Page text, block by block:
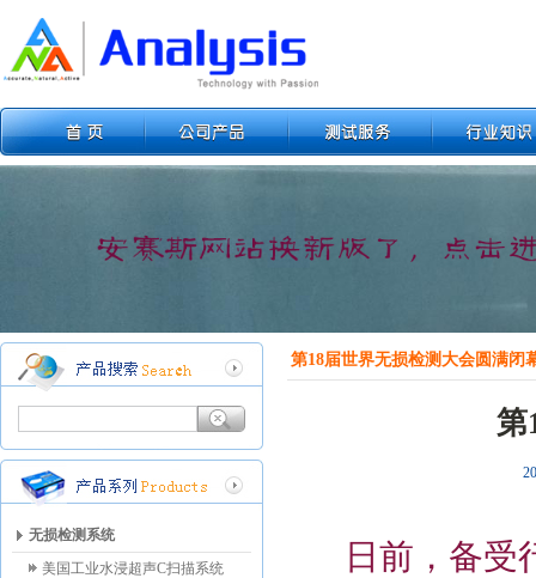
无损检测系统
美国工业水浸超声C扫描系统
第18届世界无损检测大会圆满闭
第
日前，备受